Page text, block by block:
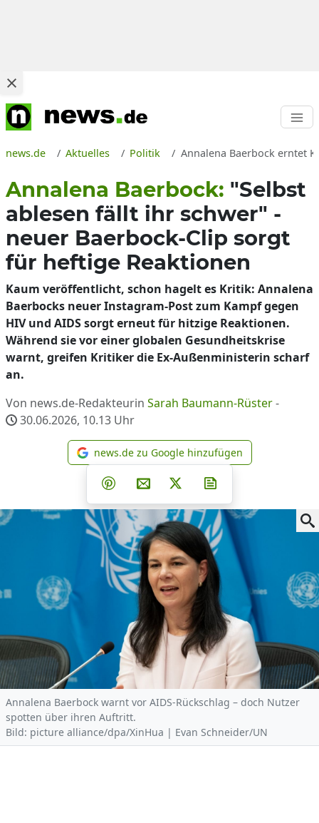
news.de Aktuelles Politik Annalena Baerbock erntet
Annalena Baerbock: "Selbst
ablesen fällt ihr schwer" -
neuer Baerbock-Clip sorgt
für heftige Reaktionen
Kaum veröffentlicht, schon hagelt es Kritik: Annalena
Baerbocks neuer Instagram-Post zum Kampf gegen
HIV und AIDS sorgt erneut für hitzige Reaktionen.
Während sie vor einer globalen Gesundheitskrise
warnt, greifen Kritiker die Ex-Außenministerin scharf
an.
Von news.de-Redakteurin Sarah Baumann-Rüster-
30.06.2026, 10.13 Uhr
news.de zu Google
news.de zu Google hinzufügen
Teilen auf Facebook
Teilen auf Whatsapp
Teilen auf Telegram
Teilen auf Pinterest
Per E-Mail teilen
Post auf X
Annalena Baerbock warnt vor AIDS-Rückschlag – doch Nutzer
spotten über ihren Auftritt.
Bild: picture alliance/dpa/XinHua | Evan Schneider/UN